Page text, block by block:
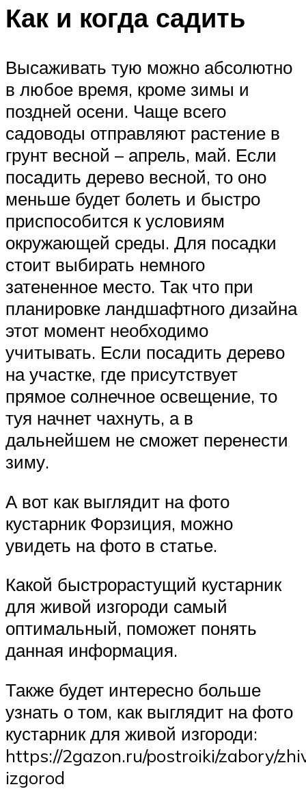
Как и когда садить
Высаживать тую можно абсолютно
в любое время, кроме зимы и
поздней осени. Чаще всего
садоводы отправляют растение в
грунт весной – апрель, май. Если
посадить дерево весной, то оно
меньше будет болеть и быстро
приспособится к условиям
окружающей среды. Для посадки
стоит выбирать немного
затененное место. Так что при
планировке ландшафтного дизайна
этот момент необходимо
учитывать. Если посадить дерево
на участке, где присутствует
прямое солнечное освещение, то
туя начнет чахнуть, а в
дальнейшем не сможет перенести
зиму.
А вот как выглядит на фото
кустарник Форзиция, можно
увидеть на фото в статье.
Какой быстрорастущий кустарник
для живой изгороди самый
оптимальный, поможет понять
данная информация.
Также будет интересно больше
узнать о том, как выглядит на фото
кустарник для живой изгороди:
https://2gazon.ru/postroiki/zabory/
izgorod